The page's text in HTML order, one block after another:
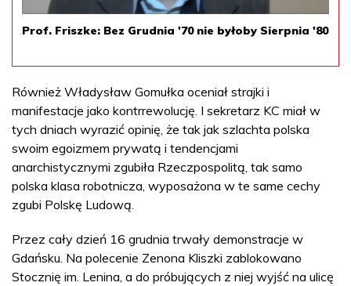
Prof. Friszke: Bez Grudnia '70 nie byłoby Sierpnia '80
Również Władysław Gomułka oceniał strajki i
manifestacje jako kontrrewolucję. I sekretarz KC miał w
tych dniach wyrazić opinię, że tak jak szlachta polska
swoim egoizmem prywatą i tendencjami
anarchistycznymi zgubiła Rzeczpospolitą, tak samo
polska klasa robotnicza, wyposażona w te same cechy
zgubi Polskę Ludową.
Przez cały dzień 16 grudnia trwały demonstracje w
Gdańsku. Na polecenie Zenona Kliszki zablokowano
Stocznię im. Lenina, a do próbujących z niej wyjść na ulicę